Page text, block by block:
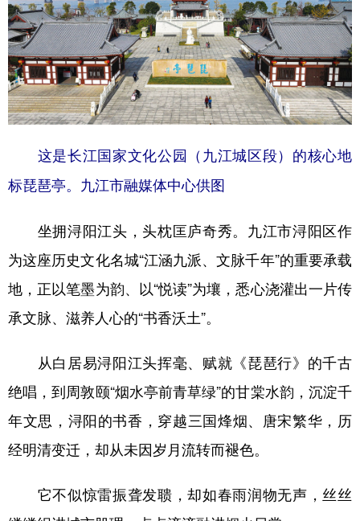
彩票 娱乐 时尚 悦读
公益 一带一路 亚太网 上市公司
文化产业
地方频道
北京 天津 河北
浙江 安徽 福建 江西
山东 河南 湖北 湖南
广东 广西
四川 贵州 云南 西藏
陕西 甘肃 青海 宁夏
新疆 内蒙古 黑龙江
多语种频道
这是长江国家文化公园（九江城区段）的核心地
标琵琶亭。九江市融媒体中心供图
坐拥浔阳江头，头枕匡庐奇秀。九江市浔阳区作
为这座历史文化名城“江涵九派、文脉千年”的重要承载
地，正以笔墨为韵、以“悦读”为壤，悉心浇灌出一片传
承文脉、滋养人心的“书香沃土”。
从白居易浔阳江头挥毫、赋就《琵琶行》的千古
绝唱，到周敦颐“烟水亭前青草绿”的甘棠水韵，沉淀千
年文思，浔阳的书香，穿越三国烽烟、唐宋繁华，历
经明清变迁，却从未因岁月流转而褪色。
它不似惊雷振聋发聩，却如春雨润物无声，丝丝